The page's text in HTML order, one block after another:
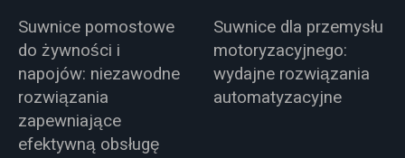
Suwnice pomostowe
do żywności i
napojów: niezawodne
rozwiązania
zapewniające
efektywną obsługę
Suwnice dla przemysłu
motoryzacyjnego:
wydajne rozwiązania
automatyzacyjne